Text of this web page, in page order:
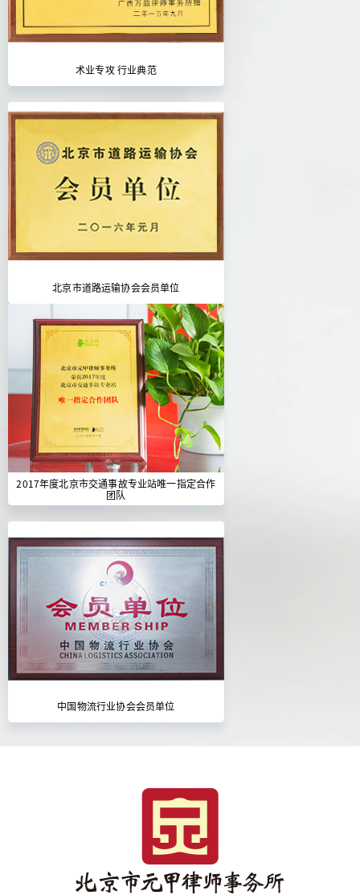
术业专攻 行业典范
北京市道路运输协会会员单位
2017年度北京市交通事故专业站唯一指定合作
团队
中国物流行业协会会员单位